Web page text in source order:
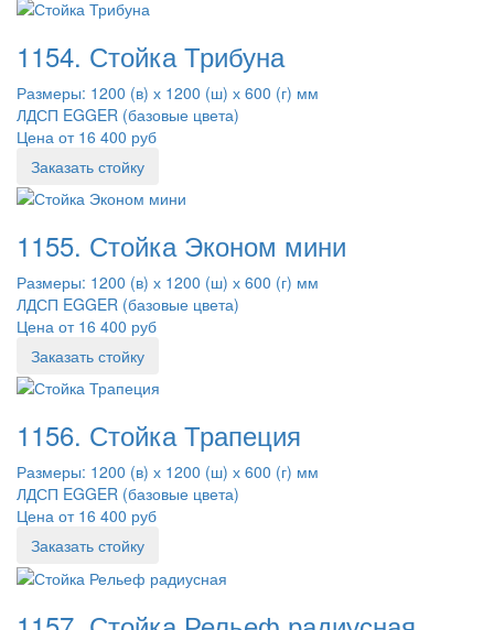
1154. Стойка Трибуна
Размеры: 1200 (в) х 1200 (ш) х 600 (г) мм
ЛДСП EGGER (базовые цвета)
Цена от 16 400 руб
Заказать стойку
1155. Стойка Эконом мини
Размеры: 1200 (в) х 1200 (ш) х 600 (г) мм
ЛДСП EGGER (базовые цвета)
Цена от 16 400 руб
Заказать стойку
1156. Стойка Трапеция
Размеры: 1200 (в) х 1200 (ш) х 600 (г) мм
ЛДСП EGGER (базовые цвета)
Цена от 16 400 руб
Заказать стойку